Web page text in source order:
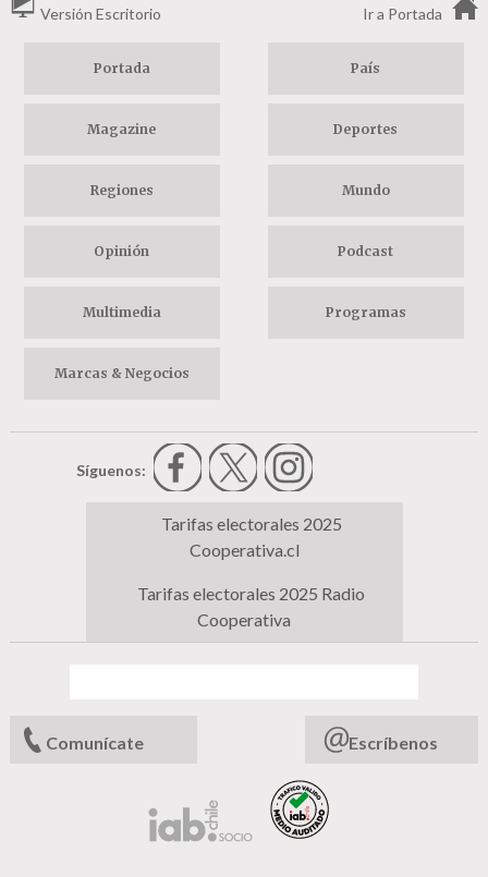
Versión Escritorio Ir a Portada
Portada País
Magazine Deportes
Regiones Mundo
Opinión Podcast
Multimedia Programas
Marcas & Negocios
Síguenos:
Tarifas electorales 2025
Cooperativa.cl
Tarifas electorales 2025 Radio
Cooperativa
Comunícate Escríbenos